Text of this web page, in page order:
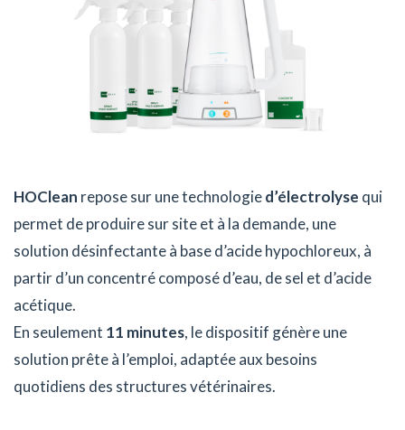
HOClean repose sur une technologied’électrolyse qui
permet de produire sur site et à la demande, une
solution désinfectante à base d’acide hypochloreux, à
partir d’un concentré composé d’eau, de sel et d’acide
acétique.
En seulement 11 minutes, le dispositif génère une
solution prête à l’emploi, adaptée aux besoins
quotidiens des structures vétérinaires.